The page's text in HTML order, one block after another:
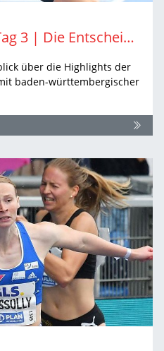
DM Braunschweig Tag 3 | Die Entscheidungen der Männer
über die Highlights der
baden-württembergischer